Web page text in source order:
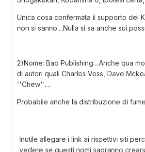
Unica cosa confermata il supporto dei
non si sanno....Nulla si sa anche sui
2)Nome: Bao Publishing....Anche qua
di autori quali Charles Vess, Dave
''Chew''....
Probabile anche la distribuzione di
Inutile allegare i link ai rispettivi siti
vedere se questi nomi sapranno